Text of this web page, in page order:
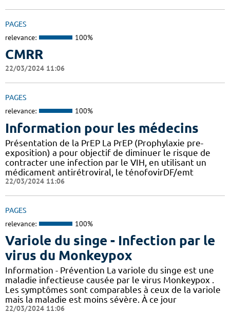
PAGES
relevance: 100%
CMRR
22/03/2024 11:06
PAGES
relevance: 100%
Information pour les médecins
Présentation de la PrEP La PrEP (Prophylaxie pre-
exposition) a pour objectif de diminuer le risque de
contracter une infection par le VIH, en utilisant un
médicament antirétroviral, le ténofovirDF/emt
22/03/2024 11:06
PAGES
relevance: 100%
Variole du singe - Infection par le
virus du Monkeypox
Information - Prévention La variole du singe est une
maladie infectieuse causée par le virus Monkeypox .
Les symptômes sont comparables à ceux de la variole
mais la maladie est moins sévère. À ce jour
22/03/2024 11:06